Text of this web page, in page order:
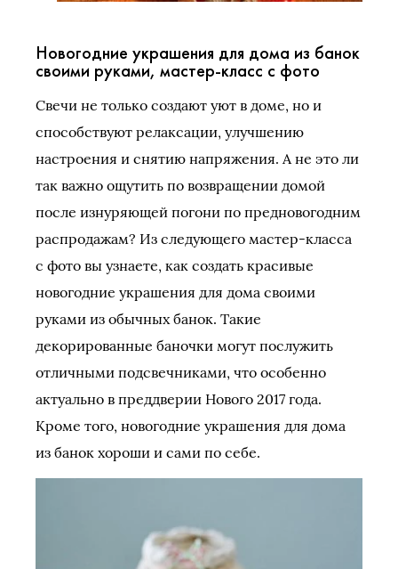
Новогодние украшения для дома из банок
своими руками, мастер-класс с фото
Свечи не только создают уют в доме, но и
способствуют релаксации, улучшению
настроения и снятию напряжения. А не это ли
так важно ощутить по возвращении домой
после изнуряющей погони по предновогодним
распродажам? Из следующего мастер-класса
с фото вы узнаете, как создать красивые
новогодние украшения для дома своими
руками из обычных банок. Такие
декорированные баночки могут послужить
отличными подсвечниками, что особенно
актуально в преддверии Нового 2017 года.
Кроме того, новогодние украшения для дома
из банок хороши и сами по себе.